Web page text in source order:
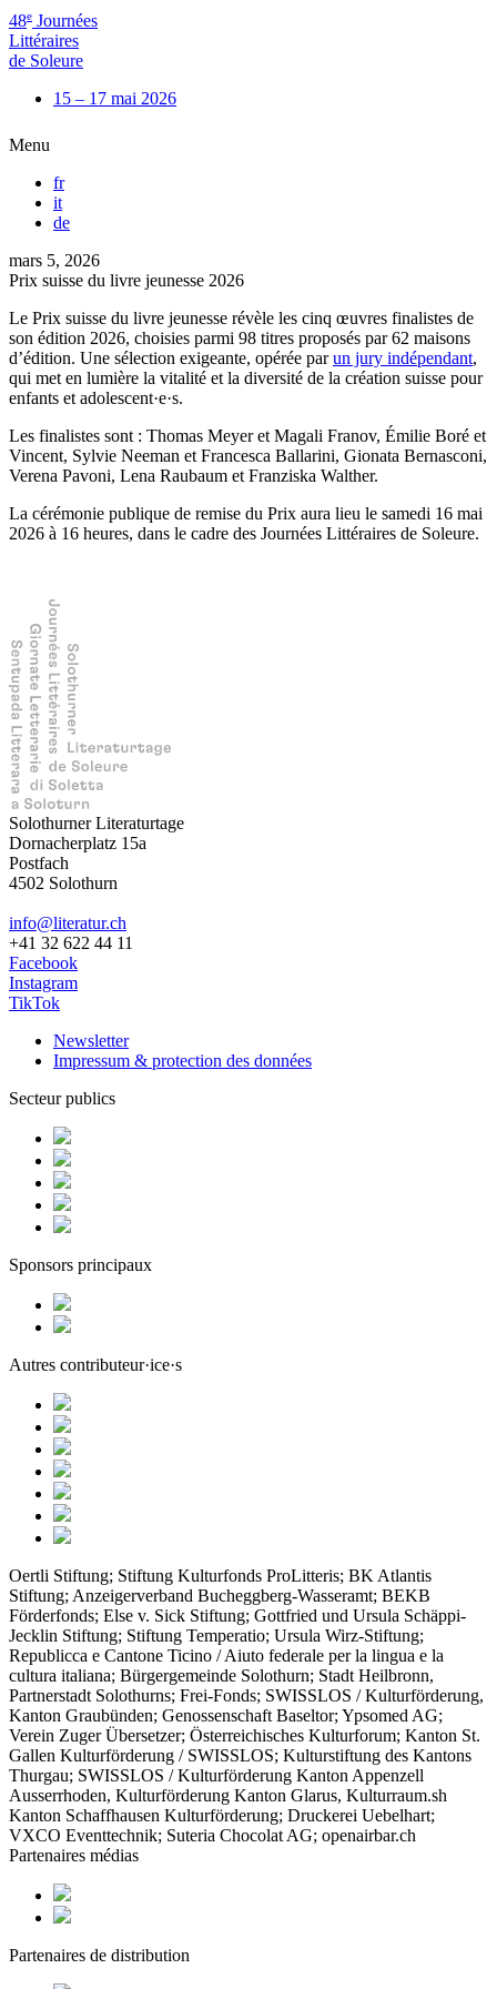
48e Journées
Littéraires
de Soleure
15 – 17 mai 2026
Menu
fr
it
de
mars 5, 2026
Prix suisse du livre jeunesse 2026
Le Prix suisse du livre jeunesse révèle les cinq œuvres finalistes de
son édition 2026, choisies parmi 98 titres proposés par 62 maisons
d’édition. Une sélection exigeante, opérée parun jury indépendant,
qui met en lumière la vitalité et la diversité de la création suisse pour
enfants et adolescent·e·s.
Les finalistes sont : Thomas Meyer et Magali Franov, Émilie Boré et
Vincent, Sylvie Neeman et Francesca Ballarini, Gionata Bernasconi,
Verena Pavoni, Lena Raubaum et Franziska Walther.
La cérémonie publique de remise du Prix aura lieu le samedi 16 mai
2026 à 16 heures, dans le cadre des Journées Littéraires de Soleure.
Solothurner Literaturtage
Dornacherplatz 15a
Postfach
4502 Solothurn
info@literatur.ch
+41 32 622 44 11
Facebook
Instagram
TikTok
Newsletter
Impressum & protection des données
Secteur publics
Sponsors principaux
Autres contributeur·ice·s
Oertli Stiftung; Stiftung Kulturfonds ProLitteris; BK Atlantis
Stiftung; Anzeigerverband Bucheggberg-Wasseramt; BEKB
Förderfonds; Else v. Sick Stiftung; Gottfried und Ursula Schäppi-
Jecklin Stiftung; Stiftung Temperatio; Ursula Wirz-Stiftung;
Republicca e Cantone Ticino / Aiuto federale per la lingua e la
cultura italiana; Bürgergemeinde Solothurn; Stadt Heilbronn,
Partnerstadt Solothurns; Frei-Fonds; SWISSLOS / Kulturförderung,
Kanton Graubünden; Genossenschaft Baseltor; Ypsomed AG;
Verein Zuger Übersetzer; Österreichisches Kulturforum; Kanton St.
Gallen Kulturförderung / SWISSLOS; Kulturstiftung des Kantons
Thurgau; SWISSLOS / Kulturförderung Kanton Appenzell
Ausserrhoden, Kulturförderung Kanton Glarus, Kulturraum.sh
Kanton Schaffhausen Kulturförderung; Druckerei Uebelhart;
VXCO Eventtechnik; Suteria Chocolat AG; openairbar.ch
Partenaires médias
Partenaires de distribution